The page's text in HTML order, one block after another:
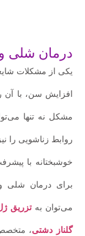
درمان شلی
یکی از مشکلات
افزایش سن، با آن
مشکل نه تنها
روابط زناشویی را
خوشبختانه با
برای درمان شلی
می‌توان به تزریق
گلناز دشتی، متخصص